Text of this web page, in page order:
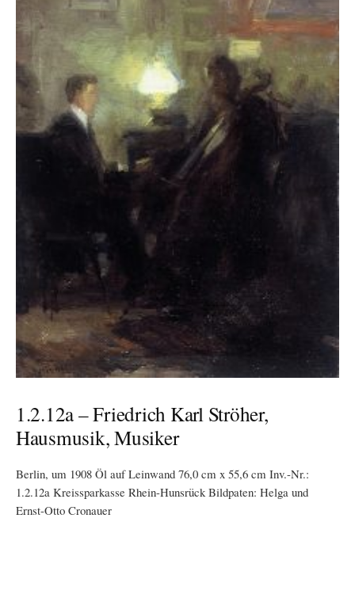
1.2.12a – Friedrich Karl Ströher,
Hausmusik, Musiker
Berlin, um 1908 Öl auf Leinwand 76,0 cm x 55,6 cm Inv.-Nr.:
1.2.12a Kreissparkasse Rhein-Hunsrück Bildpaten: Helga und
Ernst-Otto Cronauer